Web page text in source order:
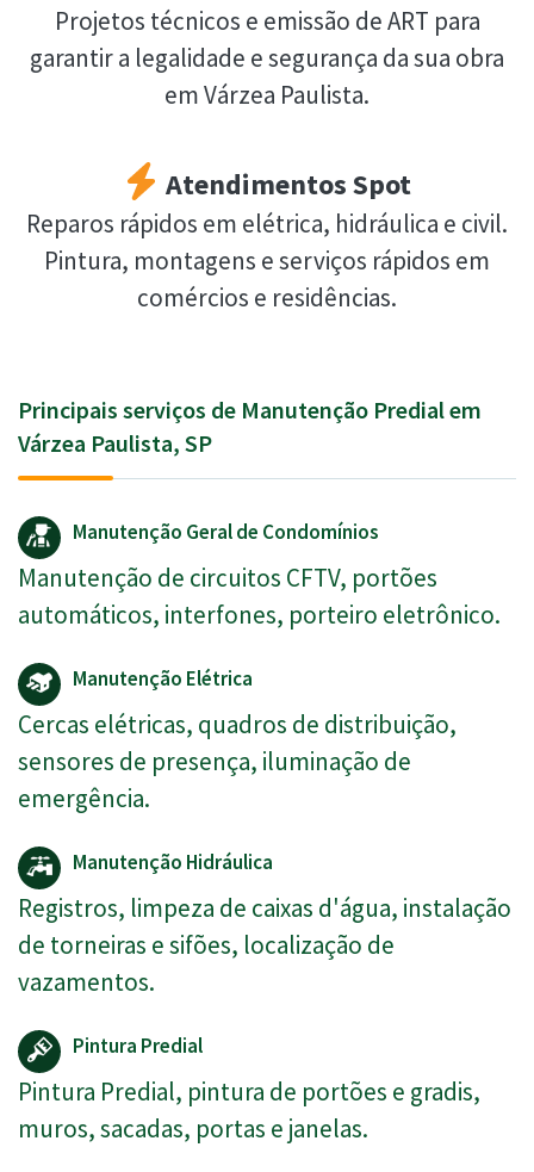
Projetos técnicos e emissão de ART para
garantir a legalidade e segurança da sua obra
em Várzea Paulista.
Atendimentos Spot
Reparos rápidos em elétrica, hidráulica e civil.
Pintura, montagens e serviços rápidos em
comércios e residências.
Principais serviços de Manutenção Predial em
Várzea Paulista, SP
Manutenção Geral de Condomínios
Manutenção de circuitos CFTV, portões
automáticos, interfones, porteiro eletrônico.
Manutenção Elétrica
Cercas elétricas, quadros de distribuição,
sensores de presença, iluminação de
emergência.
Manutenção Hidráulica
Registros, limpeza de caixas d'água, instalação
de torneiras e sifões, localização de
vazamentos.
Pintura Predial
Pintura Predial, pintura de portões e gradis,
muros, sacadas, portas e janelas.